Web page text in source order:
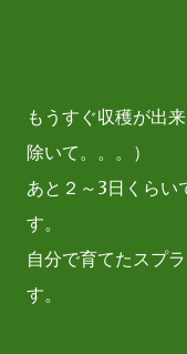
もうすぐ収穫が出
除いて。。。）
あと２～3日くらい
す。
自分で育てたスプ
す。